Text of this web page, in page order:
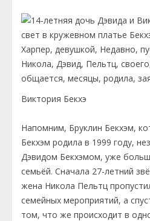
Виктория Бекхэ
Напомним, Бруклин Бекхэм,
Бекхэм родила в 1999 году,
Дэвидом Бекхэмом, уже
семьёй. Сначала 27-летний
жена Никола Пельтц
семейных мероприятий, а
том, что же происходит в